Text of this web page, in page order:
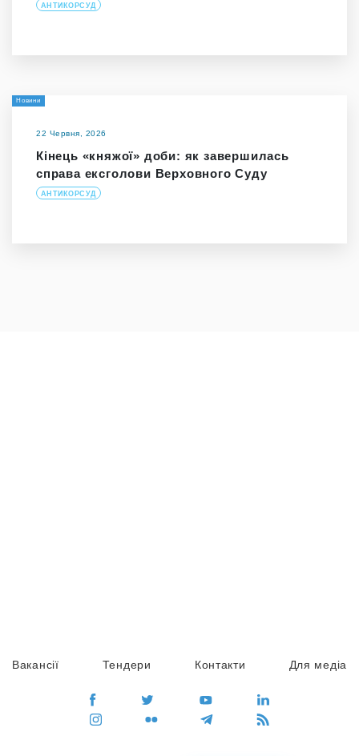
АНТИКОРСУД
Новини
22 Червня, 2026
Кінець «княжої» доби: як завершилась
справа ексголови Верховного Суду
АНТИКОРСУД
Вакансії Тендери Контакти Для медіа